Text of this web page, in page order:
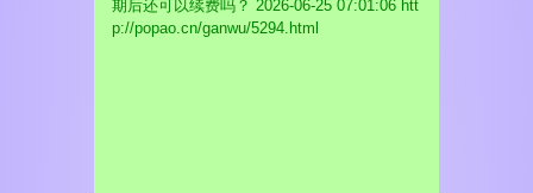
期后还可以续费吗？ 2026-06-25 07:01:06 htt
p://popao.cn/ganwu/5294.html